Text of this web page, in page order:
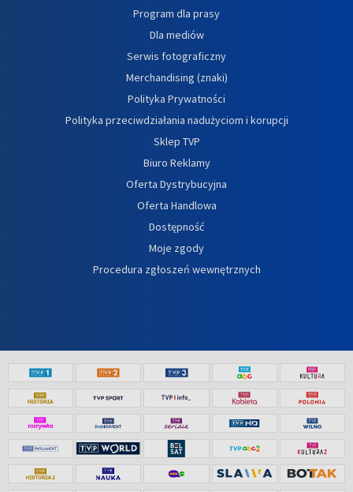
Program dla prasy
Dla mediów
Serwis fotograficzny
Merchandising (znaki)
Polityka Prywatności
Polityka przeciwdziałania nadużyciom i korupcji
Sklep TVP
Biuro Reklamy
Oferta Dystrybucyjna
Oferta Handlowa
Dostępność
Moje zgody
Procedura zgłoszeń wewnętrznych